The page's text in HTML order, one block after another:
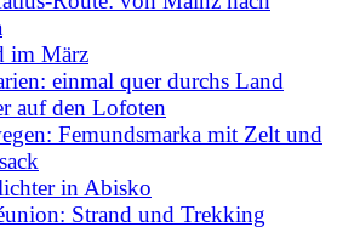
im März
einmal quer durchs Land
auf den Lofoten
Femundsmarka mit Zelt und
in Abisko
Strand und Trekking